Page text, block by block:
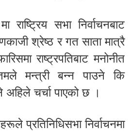
सभा निर्वाचनबाट
श्रेष्ठ र गत साता मात्रै
राष्ट्रपतिबाट मनोनीत
मन्त्री बन्न पाउने कि
चर्चा पाएको छ ।
प्रतिनिधिसभा निर्वाचनमा